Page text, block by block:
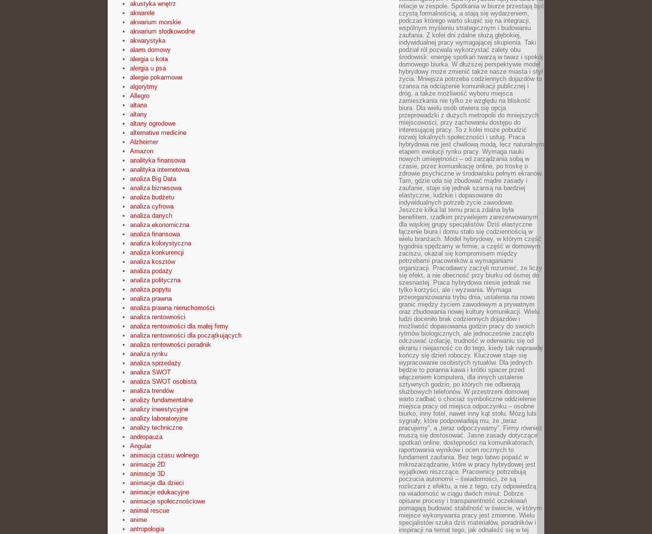
akustyka wnętrz
akwarele
akwarium morskie
akwarium słodkowodne
akwarystyka
alarm domowy
alergia u kota
alergia u psa
alergie pokarmowe
algorytmy
Allegro
altana
altany
altany ogrodowe
alternative medicine
Alzheimer
Amazon
analityka finansowa
analityka internetowa
analiza Big Data
analiza biznesowa
analiza budżetu
analiza cyfrowa
analiza danych
analiza ekonomiczna
analiza finansowa
analiza kolorystyczna
analiza konkurencji
analiza kosztów
analiza podaży
analiza polityczna
analiza popytu
analiza prawna
analiza prawna nieruchomości
analiza rentowności
analiza rentowności dla małej firmy
analiza rentowności dla początkujących
analiza rentowności poradnik
analiza rynku
analiza sprzedaży
analiza SWOT
analiza SWOT osobista
analiza trendów
analizy fundamentalne
analizy inwestycyjne
analizy laboratoryjne
analizy techniczne
andropauza
Angular
animacja czasu wolnego
animacje 2D
animacje 3D
animacje dla dzieci
animacje edukacyjne
animacje społecznościowe
animal rescue
anime
antropologia
relacje w zespole. Spotkania w biurze przestają być
czystą formalnością, a stają się wydarzeniem,
podczas którego warto skupić się na integracji,
wspólnym myśleniu strategicznym i budowaniu
zaufania. Z kolei dni zdalne służą głębokiej,
indywidualnej pracy wymagającej skupienia. Taki
podział ról pozwala wykorzystać zalety obu
środowisk: energię spotkań twarzą w twarz i spokój
domowego biurka. W dłuższej perspektywie model
hybrydowy może zmienić także nasze miasta i styl
życia. Mniejsza potrzeba codziennych dojazdów to
szansa na odciążenie komunikacji publicznej i
dróg, a także możliwość wyboru miejsca
zamieszkania nie tylko ze względu na bliskość
biura. Dla wielu osób otwiera się opcja
przeprowadzki z dużych metropolii do mniejszych
miejscowości, przy zachowaniu dostępu do
interesującej pracy. To z kolei może pobudzić
rozwój lokalnych społeczności i usług. Praca
hybrydowa nie jest chwilową modą, lecz naturalnym
etapem ewolucji rynku pracy. Wymaga nauki
nowych umiejętności – od zarządzania sobą w
czasie, przez komunikację online, po troskę o
zdrowie psychiczne w środowisku pełnym ekranów.
Tam, gdzie uda się zbudować mądre zasady i
zaufanie, staje się jednak szansą na bardziej
elastyczne, ludzkie i dopasowane do
indywidualnych potrzeb życie zawodowe.
Jeszcze kilka lat temu praca zdalna była
benefitem, rzadkim przywilejem zarezerwowanym
dla wąskiej grupy specjalistów. Dziś elastyczne
łączenie biura i domu stało się codziennością w
wielu branżach. Model hybrydowy, w którym część
tygodnia spędzamy w firmie, a część w domowym
zaciszu, okazał się kompromisem między
potrzebami pracowników a wymaganiami
organizacji. Pracodawcy zaczęli rozumieć, że liczy
się efekt, a nie obecność przy biurku od ósmej do
szesnastej. Praca hybrydowa niesie jednak nie
tylko korzyści, ale i wyzwania. Wymaga
przeorganizowania trybu dnia, ustalenia na nowo
granic między życiem zawodowym a prywatnym
oraz zbudowania nowej kultury komunikacji. Wielu
ludzi doceniło brak codziennych dojazdów i
możliwość dopasowania godzin pracy do swoich
rytmów biologicznych, ale jednocześnie zaczęło
odczuwać izolację, trudność w oderwaniu się od
ekranu i niejasność co do tego, kiedy tak naprawdę
kończy się dzień roboczy. Kluczowe staje się
wypracowanie osobistych rytuałów. Dla jednych
będzie to poranna kawa i krótki spacer przed
włączeniem komputera, dla innych ustalenie
sztywnych godzin, po których nie odbierają
służbowych telefonów. W przestrzeni domowej
warto zadbać o chociaż symboliczne oddzielenie
miejsca pracy od miejsca odpoczynku – osobne
biurko, inny fotel, nawet inny kąt stołu. Mózg lubi
sygnały, które podpowiadają mu, że „teraz
pracujemy”, a „teraz odpoczywamy”. Firmy również
muszą się dostosować. Jasne zasady dotyczące
spotkań online, dostępności na komunikatorach,
raportowania wyników i ocen rocznych to
fundament zaufania. Bez tego łatwo popaść w
mikrozarządzanie, które w pracy hybrydowej jest
wyjątkowo niszczące. Pracownicy potrzebują
poczucia autonomii – świadomości, że są
rozliczani z efektu, a nie z tego, czy odpowiedzą
na wiadomość w ciągu dwóch minut. Dobrze
opisane procesy i transparentność oczekiwań
pomagają budować stabilność w świecie, w którym
miejsce wykonywania pracy jest zmienne. Wielu
specjalistów szuka dziś materiałów, poradników i
inspiracji na temat tego, jak odnaleźć się w tej